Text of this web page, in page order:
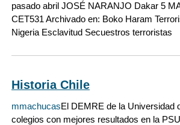
pasado abril JOSÉ NARANJO Dakar 5
CET531 Archivado en: Boko Haram
Nigeria Esclavitud Secuestros terroristas
Historia Chile
mmachucasEl DEMRE de la Universidad
colegios con mejores resultados en la